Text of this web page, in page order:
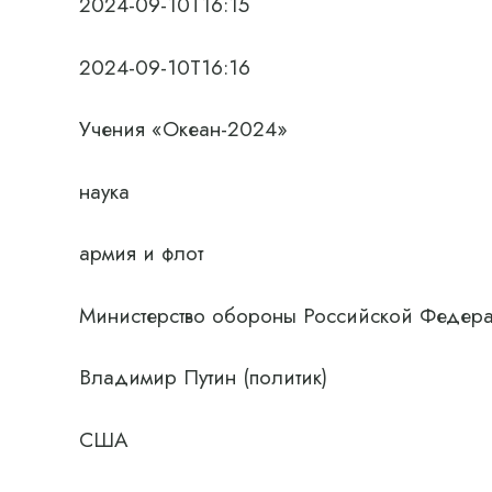
2024-09-10T16:16
Учения «Океан-2024»
наука
армия и флот
Министерство обороны Российской
Владимир Путин (политик)
США